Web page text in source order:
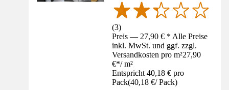
(3)
Preis — 27,90 € * Alle Preise
inkl. MwSt. und ggf. zzgl.
Versandkosten pro m²27,90
€*/ m²
Entspricht 40,18 € pro
Pack(40,18 €/ Pack)